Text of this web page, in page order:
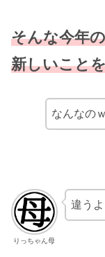
そんな今年
新しいこと
なんなの
りっちゃん母
違う